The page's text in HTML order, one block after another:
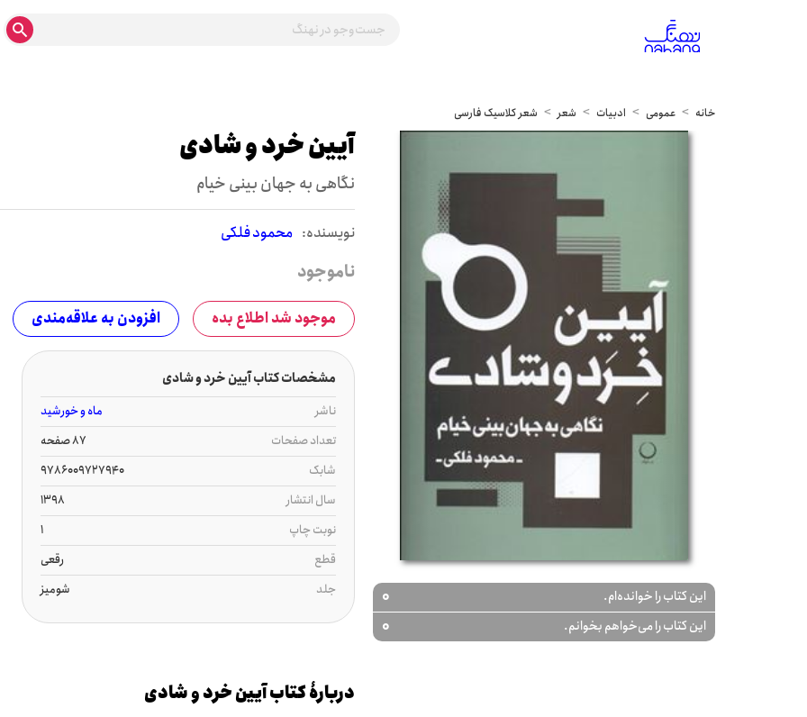
خانه عمومی ادبیات شعر شعر کلاسیک فارسی
این کتاب را خوانده‌ام. 0
این کتاب را می‌خواهم بخوانم. 0
آیین خرد و شادی
نگاهی به جهان بینی خیام
نويسنده: محمود فلکی
ناموجود
موجود شد اطلاع بده افزودن به علاقه‌مندی
مشخصات کتاب آیین خرد و شادی
ناشر
ماه و خورشید
تعداد صفحات
87 صفحه
شابک
9786009727940
سال انتشار
1398
نوبت چاپ
1
قطع
رقعی
جلد
شومیز
دربارۀ کتاب آیین خرد و شادی